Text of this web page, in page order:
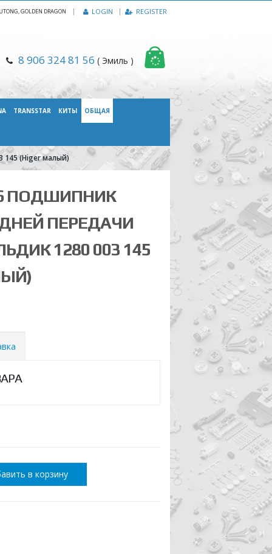
GOLDEN DRAGON | LOGIN REGISTER
8 906 324 81 56 ( Эмиль )
TRANSSTAR КИТЫ ОБЩАЯ
145 (Higer малый)
ПОДШИПНИК
ПЕРЕДАЧИ
1280 003 145
в корзину